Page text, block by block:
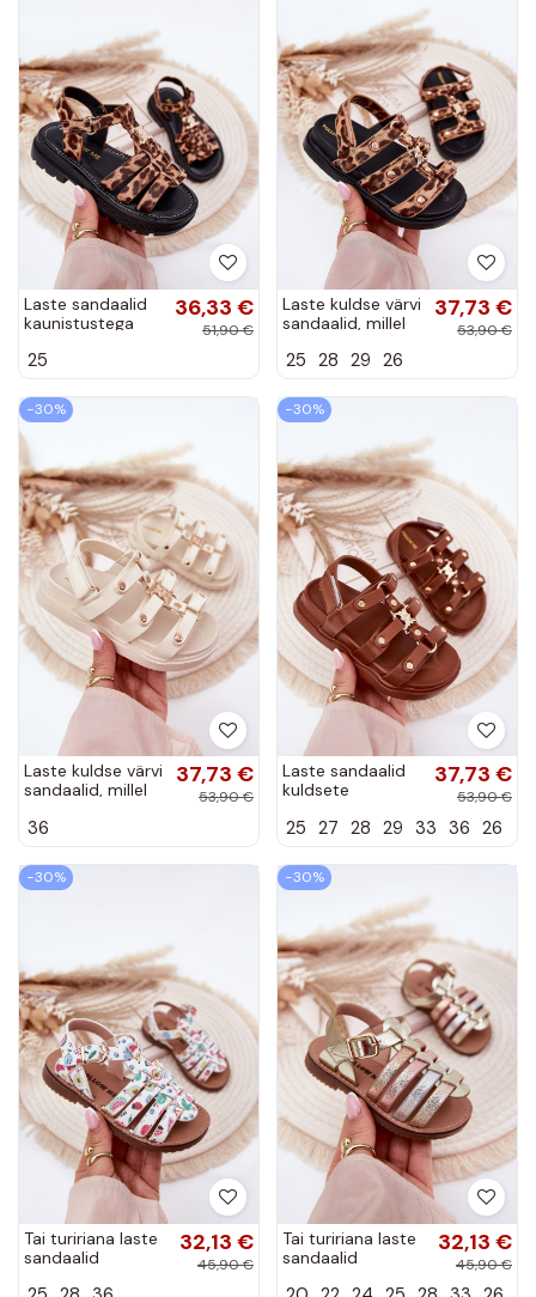
Laste sandaalid
kaunistustega
36,33 €
51,90 €
25
Laste kuldse värvi
sandaalid, millel
leopardimustriga
37,73 €
53,90 €
25 28 29 26
−30%
Laste kuldse värvi
sandaalid, millel
detailid Lunessa
37,73 €
53,90 €
36
−30%
Laste sandaalid
kuldsete
pruuni värviga
37,73 €
53,90 €
25 27 28 29 33 36 26
−30%
Tai tuririana laste
sandaalid
32,13 €
45,90 €
−30%
Tai tuririana laste
sandaalid
32,13 €
45,90 €